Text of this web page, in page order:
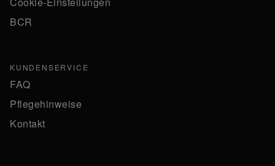
BCR
KUNDENSERVICE
FAQ
Pflegehinweise
Kontakt